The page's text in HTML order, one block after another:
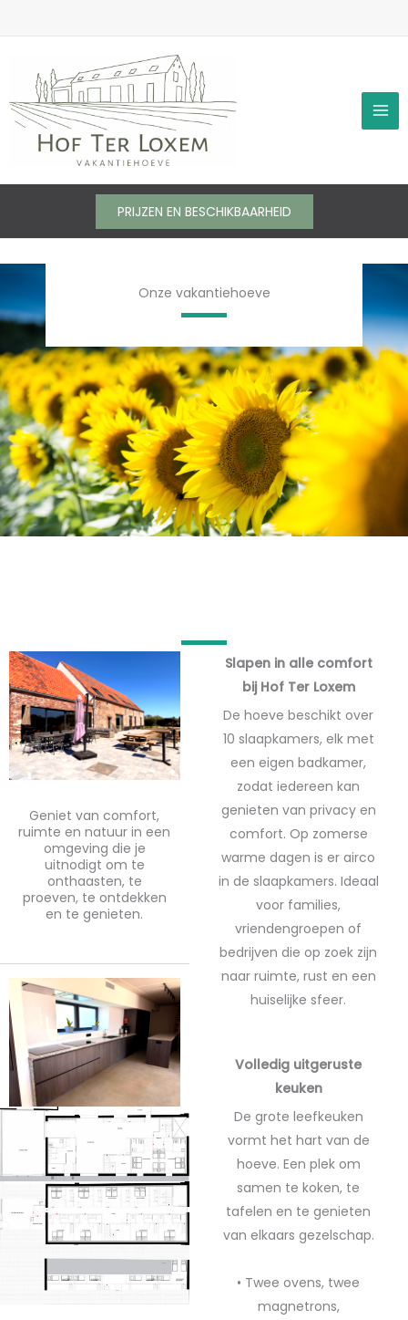
naar
inhoud
PRIJZEN EN BESCHIKBAARHEID
Onze vakantiehoeve
Geniet van comfort,
ruimte en natuur in een
omgeving die je
uitnodigt om te
onthaasten, te
proeven, te ontdekken
en te genieten.
Slapen in alle comfort
bij Hof Ter Loxem
De hoeve beschikt over
10 slaapkamers, elk met
een eigen badkamer,
zodat iedereen kan
genieten van privacy en
comfort. Op zomerse
warme dagen is er airco
in de slaapkamers. Ideaal
voor families,
vriendengroepen of
bedrijven die op zoek zijn
naar ruimte, rust en een
huiselijke sfeer.
Volledig uitgeruste
keuken
De grote leefkeuken
vormt het hart van de
hoeve. Een plek om
samen te koken, te
tafelen en te genieten
van elkaars gezelschap.
• Twee ovens, twee
magnetrons,